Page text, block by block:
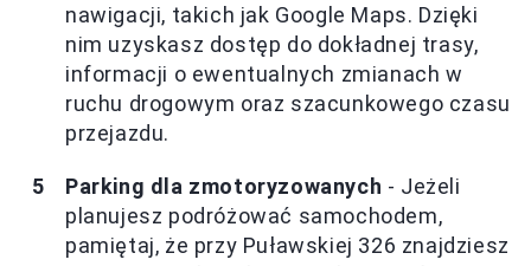
nawigacji, takich jak Google Maps. Dzięki
nim uzyskasz dostęp do dokładnej trasy,
informacji o ewentualnych zmianach w
ruchu drogowym oraz szacunkowego czasu
przejazdu.
Parking dla zmotoryzowanych - Jeżeli
planujesz podróżować samochodem,
pamiętaj, że przy Puławskiej 326 znajdziesz